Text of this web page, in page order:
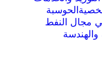
الحوسبة
في مجال النفط
والهندسة